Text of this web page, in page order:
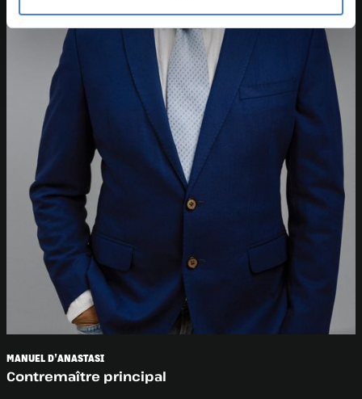
MANUEL D'ANASTASI
Contremaître principal